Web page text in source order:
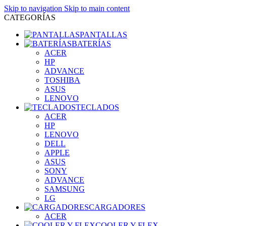
Skip to navigation Skip to main content
CATEGORÍAS
PANTALLAS
BATERÍAS
ACER
HP
ADVANCE
TOSHIBA
ASUS
LENOVO
TECLADOS
ACER
HP
LENOVO
DELL
APPLE
ASUS
SONY
ADVANCE
SAMSUNG
LG
CARGADORES
ACER